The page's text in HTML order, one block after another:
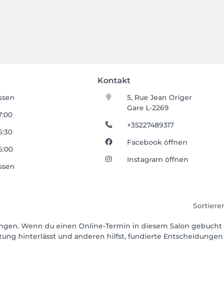
Kontakt
5, Rue Jean Origer
Gare L-2269
+35227489317
Facebook öffnen
Instagram öffnen
Wenn du einen Online-Termin in diesem Salon
hinterlässt und anderen hilfst, fundierte